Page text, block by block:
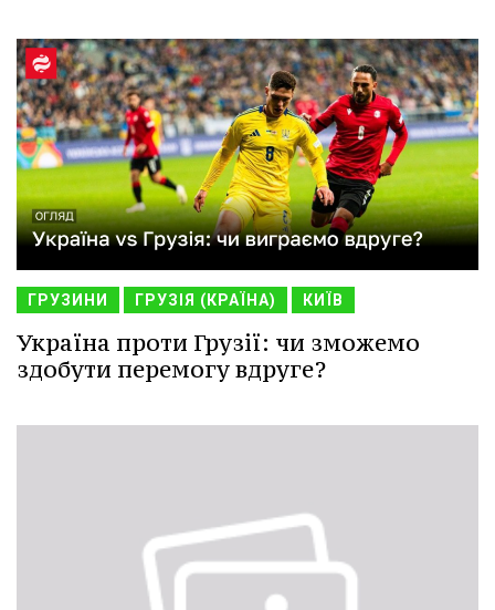
ГРУЗИНИ ГРУЗІЯ (КРАЇНА) КИЇВ
Україна проти Грузії: чи зможемо
здобути перемогу вдруге?